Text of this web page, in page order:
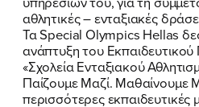
αθλητικές – ενταξιακές
Τα Special Olympics Hellas
ανάπτυξη του
«Σχολεία Ενταξιακού
Παίζουμε Μαζί. Μαθαίνουμε
περισσότερες